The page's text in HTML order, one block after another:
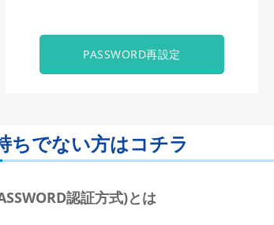
PASSWORD再設定
ちでない方はコチラ
認証方式)とは